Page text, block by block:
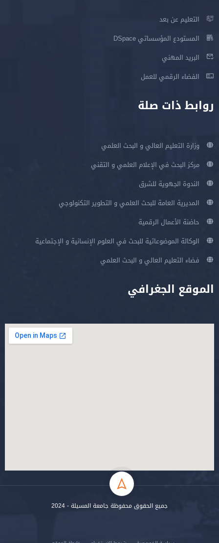
التعليم عن بعد
المستودع المؤسساتي DSpace
البريد المهني
الفضاء الرقمي للعمل
روابط ذات صلة
وزارة التعليم العالي و البحث العلمي
مركز البحث في الإعلام العلمي و التقني
الندوة الجهوية للشرق
المديرية العامة للبحث العلمي و التطوير التكنولوجي
حاضنة الأعمال الرقمية
الوكالة الموضوعاتية للبحث في العلوم الإنسانية و الإجتماعية
فضاء التعليم العالي و البحث العلمي
الموقع الجغرافي
جميع الحقوق محفوظة جامعة المسيلة - 2024